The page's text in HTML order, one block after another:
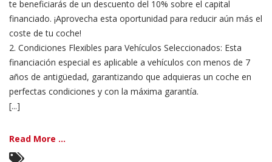
te beneficiarás de un descuento del 10% sobre el capital
financiado. ¡Aprovecha esta oportunidad para reducir aún más el
coste de tu coche!
2. Condiciones Flexibles para Vehículos Seleccionados: Esta
financiación especial es aplicable a vehículos con menos de 7
años de antigüedad, garantizando que adquieras un coche en
perfectas condiciones y con la máxima garantía.
[...]
Read More ...